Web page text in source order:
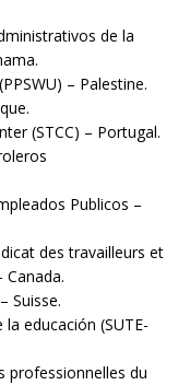
de la
– Palestine.
(STCC) – Portugal.
Publicos –
des travailleurs et
Canada.
Suisse.
educación (SUTE-
professionnelles du